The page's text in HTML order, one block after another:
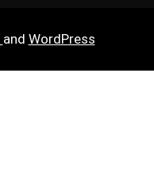
and WordPress